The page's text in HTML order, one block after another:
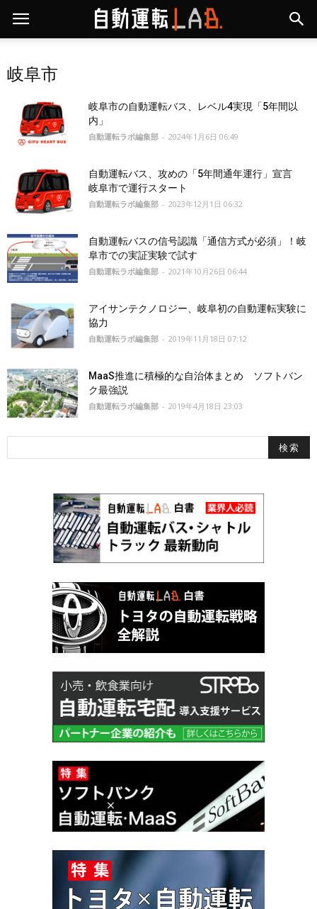
岐阜市
岐阜市の自動運転バス、レベル4実現「5年間以
内」
自動運転ラボ編集部 - 2024年1月6日 06:49
自動運転バス、攻めの「5年間通年運行」宣言
岐阜市で運行スタート
自動運転ラボ編集部 - 2023年12月1日 06:32
⾃動運転バスの信号認識「通信方式が必須」！岐
阜市での実証実験で試す
自動運転ラボ編集部 - 2021年10月26日 06:44
アイサンテクノロジー、岐阜初の自動運転実験に
協力
自動運転ラボ編集部 - 2019年11月18日 07:12
MaaS推進に積極的な自治体まとめ ソフトバン
ク最強説
自動運転ラボ編集部 - 2019年4月18日 23:03